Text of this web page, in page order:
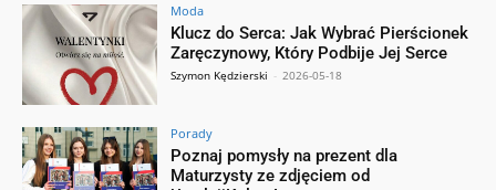
Moda
Klucz do Serca: Jak Wybrać Pierścionek
Zaręczynowy, Który Podbije Jej Serce
Szymon Kędzierski - 2026-05-18
Porady
Poznaj pomysły na prezent dla
Maturzysty ze zdjęciem od